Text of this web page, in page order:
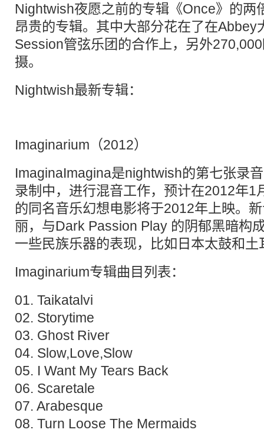
Nightwish夜愿之前的专辑《Once》的两
昂贵的专辑。其中大部分花在了在Abbey
Session管弦乐团的合作上，另外
摄。
Nightwish最新专辑：
Imaginarium（2012）
ImaginaImagina是nightwish的第七张录
录制中，进行混音工作，预计在2012年1
的同名音乐幻想电影将于2012年上映。
丽，与Dark Passion Play 的阴郁黑暗构
一些民族乐器的表现，比如日本太鼓和土
Imaginarium专辑曲目列表：
01. Taikatalvi
02. Storytime
03. Ghost River
04. Slow,Love,Slow
05. I Want My Tears Back
06. Scaretale
07. Arabesque
08. Turn Loose The Mermaids